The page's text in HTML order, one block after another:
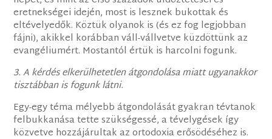
eretnekségei idején, most is lesznek bukottak és
eltévelyedők. Köztük olyanok is (és ez fog legjobban
fájni), akikkel korábban váll-vállvetve küzdöttünk az
evangéliumért. Mostantól értük is harcolni fogunk.
3. A kérdés elkerülhetetlen átgondolása miatt ugyanakkor
tisztábban is fogunk látni.
Egy-egy téma mélyebb átgondolását gyakran tévtanok
felbukkanása tette szükségessé, a tévelygések így
közvetve hozzájárultak az ortodoxia erősödéséhez is.